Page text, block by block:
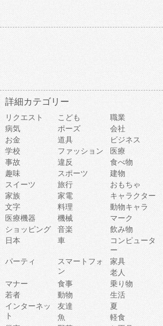
詳細カテゴリー
リクエスト こども
職業
病気
ポーズ
会社
お金
道具
ビジネス
学校
ファッション
医療
事故
違反
食べ物
趣味
スポーツ
建物
スイーツ
旅行
おもちゃ
家族
家電
キャラクター
文字
料理
動物キャラ
医療機器
機械
マーク
ショッピング
音楽
飲み物
日本
車
コンピュータ
ー
パーティ
スマートフォ
ン
家具
老人
マナー
食事
乗り物
若者
動物
生活
インターネッ
ト
友達
夏
魚
軽食